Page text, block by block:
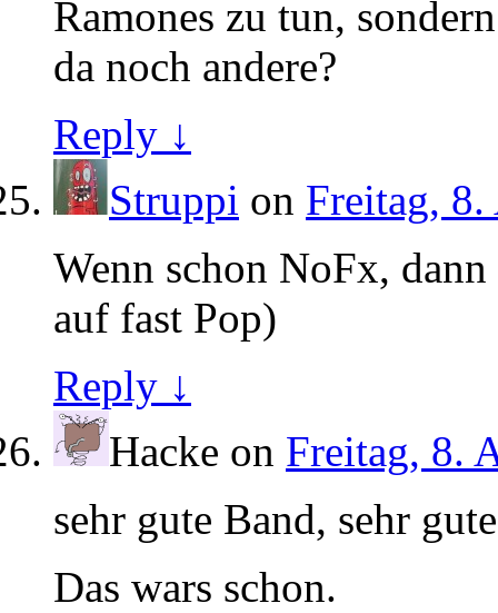
Ramones zu tun,
da noch andere?
Reply ↓
Struppi on Freitag,
Wenn schon NoFx,
auf fast Pop)
Reply ↓
Hacke on Freitag, 8.
sehr gute Band, sehr
Das wars schon.